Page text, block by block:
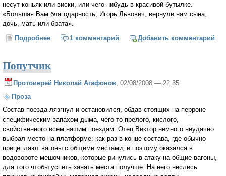
несут коньяк или виски, или чего-нибудь в красивой бутылке.
«Большая Вам благодарность, Игорь Львович, вернули нам сына,
дочь, мать или брата».
Подробнее о Антисемит
1 комментарий Добавить комментарий
Попутчик
Протоиерей Николай Агафонов , 02/08/2008 — 22:35
Проза
Состав поезда лязгнул и остановился, обдав стоящих на перроне
специфическим запахом дыма, чего-то прелого, кислого,
свойственного всем нашим поездам. Отец Виктор немного неудачно
выбрал место на платформе: как раз в конце состава, где обычно
прицепляют вагоны с общими местами, и поэтому оказался в
водовороте мешочников, которые ринулись в атаку на общие вагоны,
для того чтобы успеть занять места получше. На него неслись